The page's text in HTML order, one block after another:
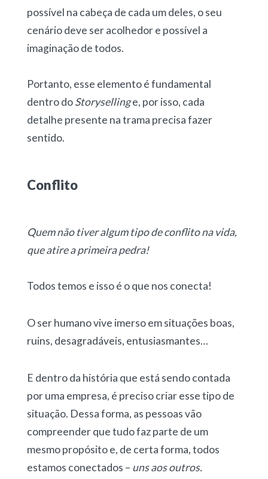
possível na cabeça de cada um deles, o seu
cenário deve ser acolhedor e possível a
imaginação de todos.
Portanto, esse elemento é fundamental
dentro doStorysellinge, por isso, cada
detalhe presente na trama precisa fazer
sentido.
Conflito
Quem não tiver algum tipo de conflito na vida,
que atire a primeira pedra!
Todos temos e isso é o que nos conecta!
O ser humano vive imerso em situações boas,
ruins, desagradáveis, entusiasmantes…
E dentro da história que está sendo contada
por uma empresa, é preciso criar esse tipo de
situação. Dessa forma, as pessoas vão
compreender que tudo faz parte de um
mesmo propósito e, de certa forma, todos
estamos conectados – uns aos outros.